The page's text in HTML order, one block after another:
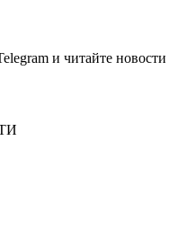
и читайте новости